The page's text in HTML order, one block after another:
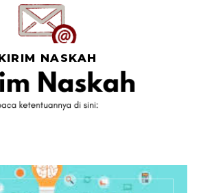
NASKAH